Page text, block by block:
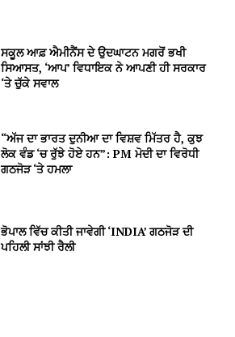
ਸਕੂਲ ਆਫ਼ ਐਮੀਨੈਂਸ ਦੇ ਉਦਘਾਟਨ ਮਗਰੋਂ ਭਖੀ
ਸਿਆਸਤ, ‘ਆਪ’ ਵਿਧਾਇਕ ਨੇ ਆਪਣੀ ਹੀ ਸਰਕਾਰ
‘ਤੇ ਚੁੱਕੇ ਸਵਾਲ
“ਅੱਜ ਦਾ ਭਾਰਤ ਦੁਨੀਆ ਦਾ ਵਿਸ਼ਵ ਮਿੱਤਰ ਹੈ, ਕੁਝ
ਲੋਕ ਵੰਡ ‘ਚ ਰੁੱਝੇ ਹੋਏ ਹਨ”: PM ਮੋਦੀ ਦਾ ਵਿਰੋਧੀ
ਗਠਜੋੜ ‘ਤੇ ਹਮਲਾ
ਭੋਪਾਲ ਵਿੱਚ ਕੀਤੀ ਜਾਵੇਗੀ ‘INDIA’ ਗਠਜੋੜ ਦੀ
ਪਹਿਲੀ ਸਾਂਝੀ ਰੈਲੀ